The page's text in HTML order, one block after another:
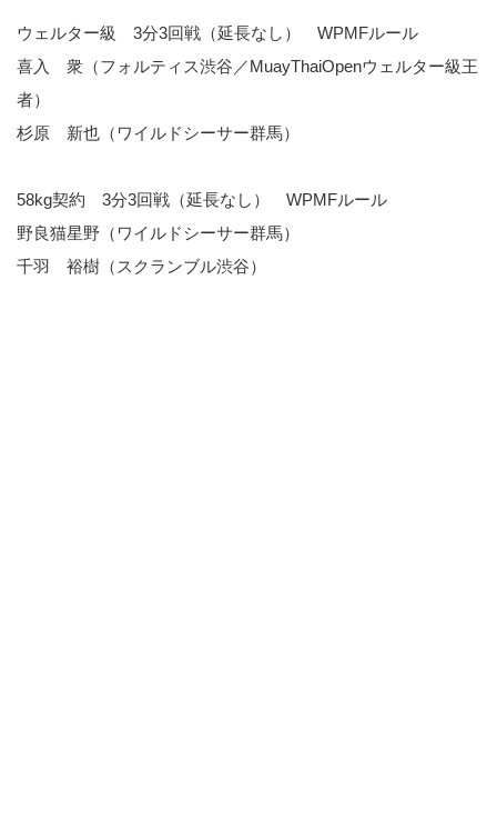
ウェルター級 3分3回戦（延長なし） WPMFルール
喜入 衆（フォルティス渋谷／MuayThaiOpenウェルター級王
者）
杉原 新也（ワイルドシーサー群馬）
58kg契約 3分3回戦（延長なし） WPMFルール
野良猫星野（ワイルドシーサー群馬）
千羽 裕樹（スクランブル渋谷）